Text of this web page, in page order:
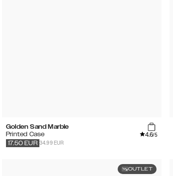
Golden Sand Marble
Printed Case
4.6/5
34.99 EUR
17.50 EUR
OUTLET